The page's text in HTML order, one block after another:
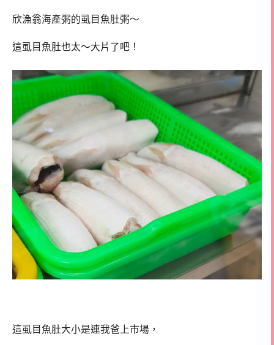
欣漁翁海產粥的虱目魚肚粥～
這虱目魚肚也太～大片了吧！
這虱目魚肚大小是連我爸上市場，